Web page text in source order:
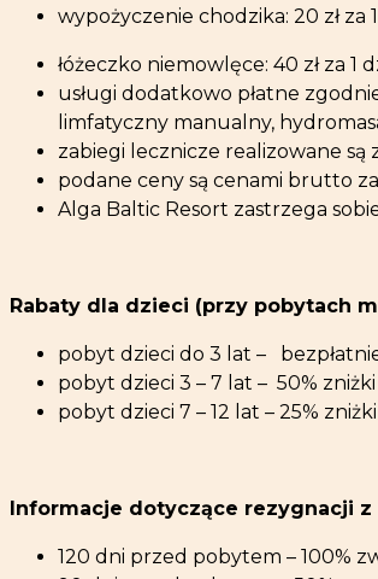
wypożyczenie chodzika: 20 zł za
łóżeczko niemowlęce: 40 zł za
usługi dodatkowo płatne
limfatyczny manualny,
zabiegi lecznicze realizowane są
podane ceny są cenami brutto za
Alga Baltic Resort zastrzega
Rabaty dla dzieci (przy pobytach
pobyt dzieci do 3 lat –
pobyt dzieci 3 – 7 lat – 50%
pobyt dzieci 7 – 12 lat – 25%
Informacje dotyczące rezygnacji z
120 dni przed pobytem – 100%